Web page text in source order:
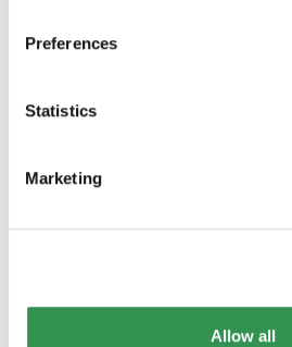
Preferences
Statistics
Marketing
Allow all
Créer une SA
pour la création d'une
du processus.